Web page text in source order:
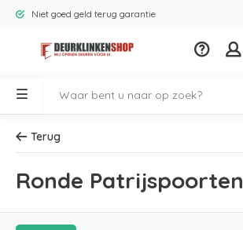
Niet goed geld terug garantie
Terug
Ronde Patrijspoorten